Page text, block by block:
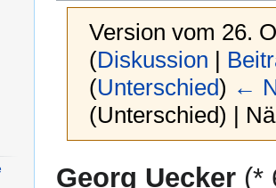
Version vom 26.
(Diskussion |
(Unterschied) ←
(Unterschied) |
Navigation
Suche
Georg Uecker (*